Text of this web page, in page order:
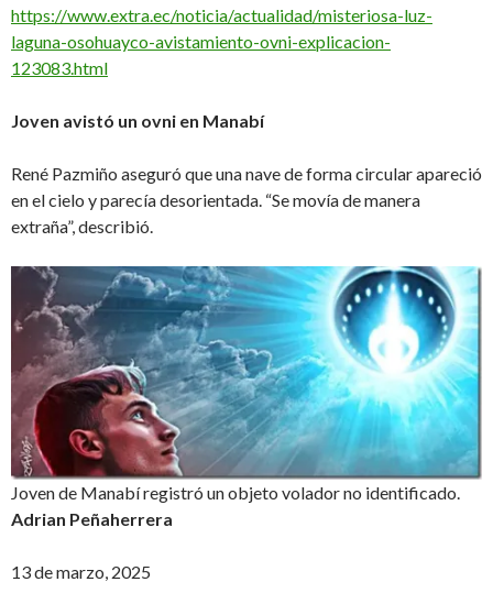
https://www.extra.ec/noticia/actualidad/misteriosa-luz-
laguna-osohuayco-avistamiento-ovni-explicacion-
123083.html
Joven avistó un ovni en Manabí
René Pazmiño aseguró que una nave de forma circular apareció
en el cielo y parecía desorientada. “Se movía de manera
extraña”, describió.
Joven de Manabí registró un objeto volador no identificado.
Adrian Peñaherrera
13 de marzo, 2025